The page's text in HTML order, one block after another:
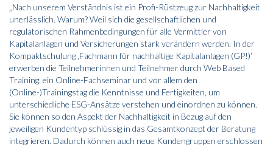
„Nach unserem Verständnis ist ein Profi-Rüstzeug zur Nachhaltigkeit
unerlässlich. Warum? Weil sich die gesellschaftlichen und
regulatorischen Rahmenbedingungen für alle Vermittler von
Kapitalanlagen und Versicherungen stark verändern werden. In der
Kompaktschulung ‚Fachmann für nachhaltige Kapitalanlagen (GP!)‘
erwerben die Teilnehmerinnen und Teilnehmer durch Web Based
Training, ein Online-Fachseminar und vor allem den
(Online-)Trainingstag die Kenntnisse und Fertigkeiten, um
unterschiedliche ESG-Ansätze verstehen und einordnen zu können.
Sie können so den Aspekt der Nachhaltigkeit in Bezug auf den
jeweiligen Kundentyp schlüssig in das Gesamtkonzept der Beratung
integrieren. Dadurch können auch neue Kundengruppen erschlossen